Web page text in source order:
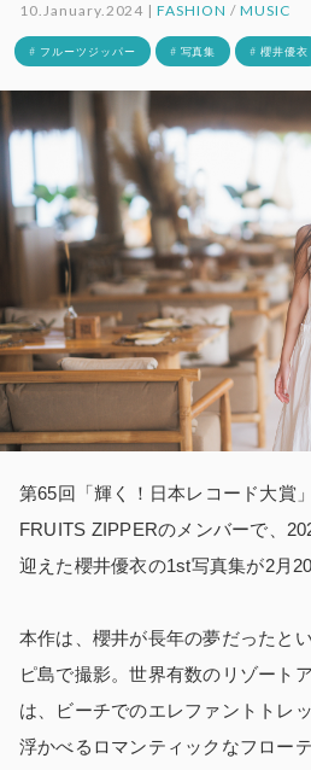
10.January.2024 |FASHION / MUSIC
# フルーツジッパー # 写真集 # 櫻井優衣
第65回「輝く！日本レコード大賞
FRUITS ZIPPERのメンバーで、
迎えた櫻井優衣の1st写真集が2月
本作は、櫻井が長年の夢だったと
ピ島で撮影。世界有数のリゾート
は、ビーチでのエレファントトレ
浮かべるロマンティックなフロー